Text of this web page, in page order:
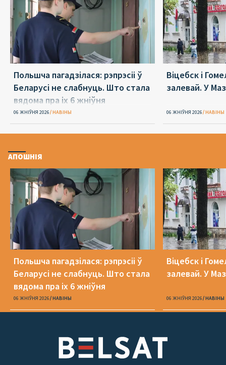
Польшча пагадзілася: рэпрэсіі ў
Беларусі не слабнуць. Што стала
вядома пра іх 6 жніўня
06 ЖНІЎНЯ 2026 НАВІНЫ
Віцебск і
залевай. У
06 ЖНІЎНЯ 2026 НАВІНЫ
АПОШНІЯ
Польшча пагадзілася: рэпрэсіі ў
Беларусі не слабнуць. Што стала
вядома пра іх 6 жніўня
06 ЖНІЎНЯ 2026 НАВІНЫ
Віцебск і
залевай. У
06 ЖНІЎНЯ 2026 НАВІНЫ